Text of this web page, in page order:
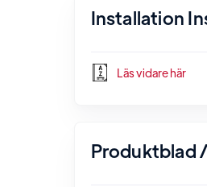
Installation
Läs vidare här
Produktblad